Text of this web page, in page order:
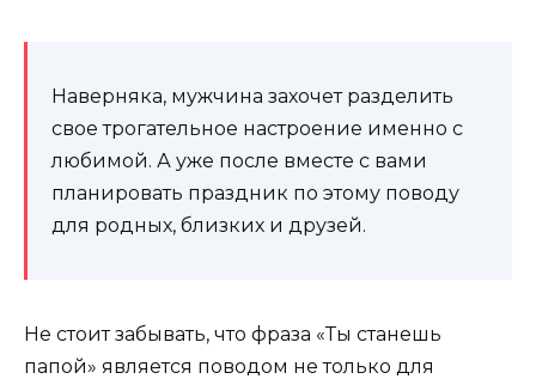
Наверняка, мужчина захочет разделить
свое трогательное настроение именно с
любимой. А уже после вместе с вами
планировать праздник по этому поводу
для родных, близких и друзей.
Не стоит забывать, что фраза «Ты станешь
папой» является поводом не только для